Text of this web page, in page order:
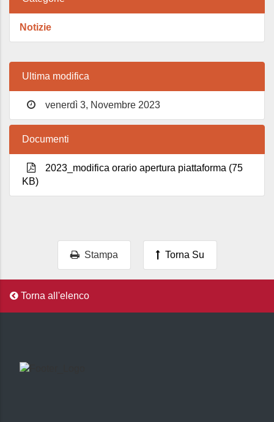
Notizie
Ultima modifica
venerdì 3, Novembre 2023
Documenti
2023_modifica orario apertura piattaforma (75
KB)
Stampa Torna Su
Torna all'elenco